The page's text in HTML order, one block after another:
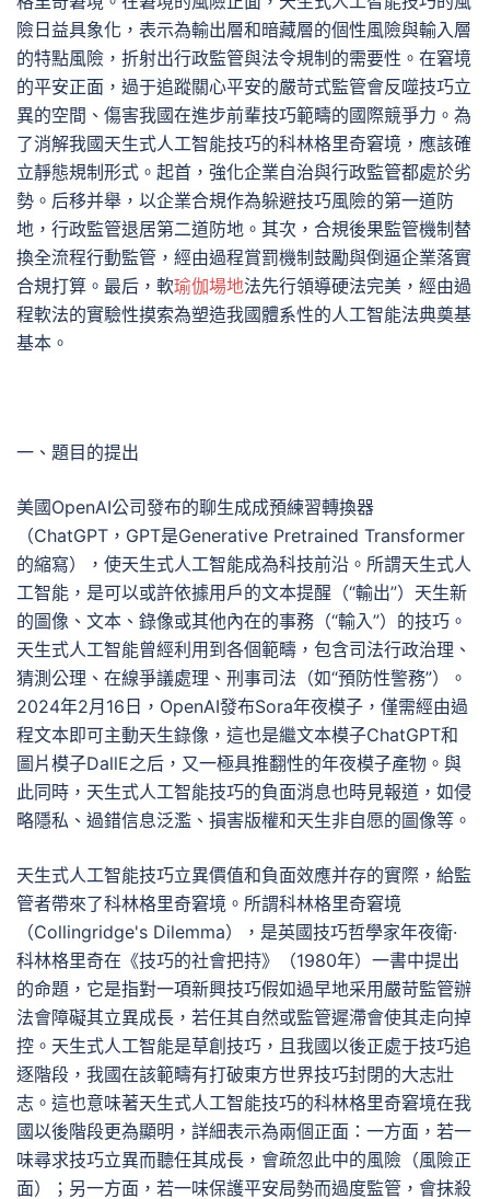
險日益具象化，表示為輸出層和暗藏層的個性風險與輸入層
的特點風險，折射出行政監管與法令規制的需要性。在窘境
的平安正面，過于追蹤關心平安的嚴苛式監管會反噬技巧立
異的空間、傷害我國在進步前輩技巧範疇的國際競爭力。為
了消解我國天生式人工智能技巧的科林格里奇窘境，應該確
立靜態規制形式。起首，強化企業自治與行政監管都處於劣
勢。后移并舉，以企業合規作為躲避技巧風險的第一道防
地，行政監管退居第二道防地。其次，合規後果監管機制替
換全流程行動監管，經由過程賞罰機制鼓勵與倒逼企業落實
合規打算。最后，軟瑜伽場地法先行領導硬法完美，經由過
程軟法的實驗性摸索為塑造我國體系性的人工智能法典奠基
基本。
一、題目的提出
美國OpenAI公司發布的聊生成成預練習轉換器
（ChatGPT，GPT是Generative Pretrained Transformer
的縮寫），使天生式人工智能成為科技前沿。所謂天生式人
工智能，是可以或許依據用戶的文本提醒（“輸出”）天生新
的圖像、文本、錄像或其他內在的事務（“輸入”）的技巧。
天生式人工智能曾經利用到各個範疇，包含司法行政治理、
猜測公理、在線爭議處理、刑事司法（如“預防性警務”）。
2024年2月16日，OpenAI發布Sora年夜模子，僅需經由過
程文本即可主動天生錄像，這也是繼文本模子ChatGPT和
圖片模子DallE之后，又一極具推翻性的年夜模子產物。與
此同時，天生式人工智能技巧的負面消息也時見報道，如侵
略隱私、過錯信息泛濫、損害版權和天生非自愿的圖像等。
天生式人工智能技巧立異價值和負面效應并存的實際，給監
管者帶來了科林格里奇窘境。所謂科林格里奇窘境
（Collingridge's Dilemma），是英國技巧哲學家年夜衛·
科林格里奇在《技巧的社會把持》（1980年）一書中提出
的命題，它是指對一項新興技巧假如過早地采用嚴苛監管辦
法會障礙其立異成長，若任其自然或監管遲滯會使其走向掉
控。天生式人工智能是草創技巧，且我國以後正處于技巧追
逐階段，我國在該範疇有打破東方世界技巧封閉的大志壯
志。這也意味著天生式人工智能技巧的科林格里奇窘境在我
國以後階段更為顯明，詳細表示為兩個正面：一方面，若一
味尋求技巧立異而聽任其成長，會疏忽此中的風險（風險正
面）；另一方面，若一味保護平安局勢而過度監管，會抹殺